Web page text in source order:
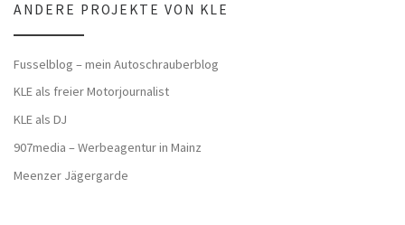
ANDERE PROJEKTE VON KLE
Fusselblog – mein Autoschrauberblog
KLE als freier Motorjournalist
KLE als DJ
907media – Werbeagentur in Mainz
Meenzer Jägergarde